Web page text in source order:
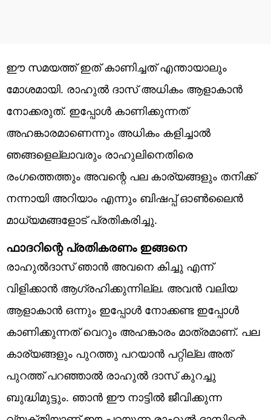
ഈ സമയത്ത് ഇത് കാണിച്ചത് എന്തായാലും
മോശമായി. രാഹുൽ ദാസ് അധികം ആളാകാൻ
നോക്കരുത്. ഇപ്പോൾ കാണിക്കുന്നത്
അഹങ്കാരമാണെന്നും അധികം കളിച്ചാൽ
ഞങ്ങളെല്ലാവരും രാഹുലിനെതിരെ
രംഗത്തെത്തും അവന്റെ പല കാര്യങ്ങളും തനിക്ക്
നന്നായി അറിയാം എന്നും ബിഷപ്പ് ഓൺലൈൻ
മാധ്യമങ്ങളോട് പ്രതികരിച്ചു.
ഫാദറിന്റെ പ്രതികരണം ഇങ്ങനെ
രാഹുൽദാസ് ഞാൻ അവനെ കിച്ചു എന്ന്
വിളിക്കാൻ ആഗ്രഹിക്കുന്നില്ല. അവൻ വലിയ
ആളാകാൻ ഒന്നും ഇപ്പോൾ നോക്കണ്ട ഇപ്പോൾ
കാണിക്കുന്നത് വെറും അഹങ്കാരം മാത്രമാണ്. പല
കാര്യങ്ങളും പുറത്തു പറയാൻ പറ്റില്ല അത്
പുറത്ത് പറഞ്ഞാൽ രാഹുൽ ദാസ് കുറച്ചു
ബുദ്ധിമുട്ടും. ഞാൻ ഈ നാട്ടിൽ ജീവിക്കുന്ന